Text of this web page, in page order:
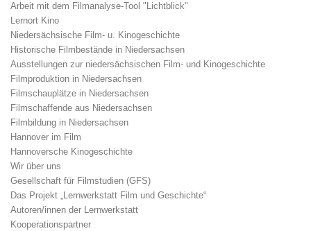
Arbeit mit dem Filmanalyse-Tool "Lichtblick"
Lernort Kino
Niedersächsische Film- u. Kinogeschichte
Historische Filmbestände in Niedersachsen
Ausstellungen zur niedersächsischen Film- und Kinogeschichte
Filmproduktion in Niedersachsen
Filmschauplätze in Niedersachsen
Filmschaffende aus Niedersachsen
Filmbildung in Niedersachsen
Hannover im Film
Hannoversche Kinogeschichte
Wir über uns
Gesellschaft für Filmstudien (GFS)
Das Projekt „Lernwerkstatt Film und Geschichte“
Autoren/innen der Lernwerkstatt
Kooperationspartner